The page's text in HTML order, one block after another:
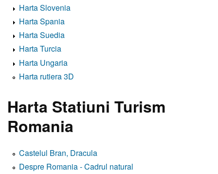
Harta Slovenia
Harta Spania
Harta Suedia
Harta Turcia
Harta Ungaria
Harta rutiera 3D
Harta Statiuni Turism
Romania
Castelul Bran, Dracula
Despre Romania - Cadrul natural